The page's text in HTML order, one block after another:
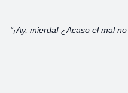
“¡Ay, mierda! ¿Acaso el mal